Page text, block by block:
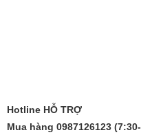
Hotline HỖ TRỢ
Mua hàng 0987126123 (7:30-